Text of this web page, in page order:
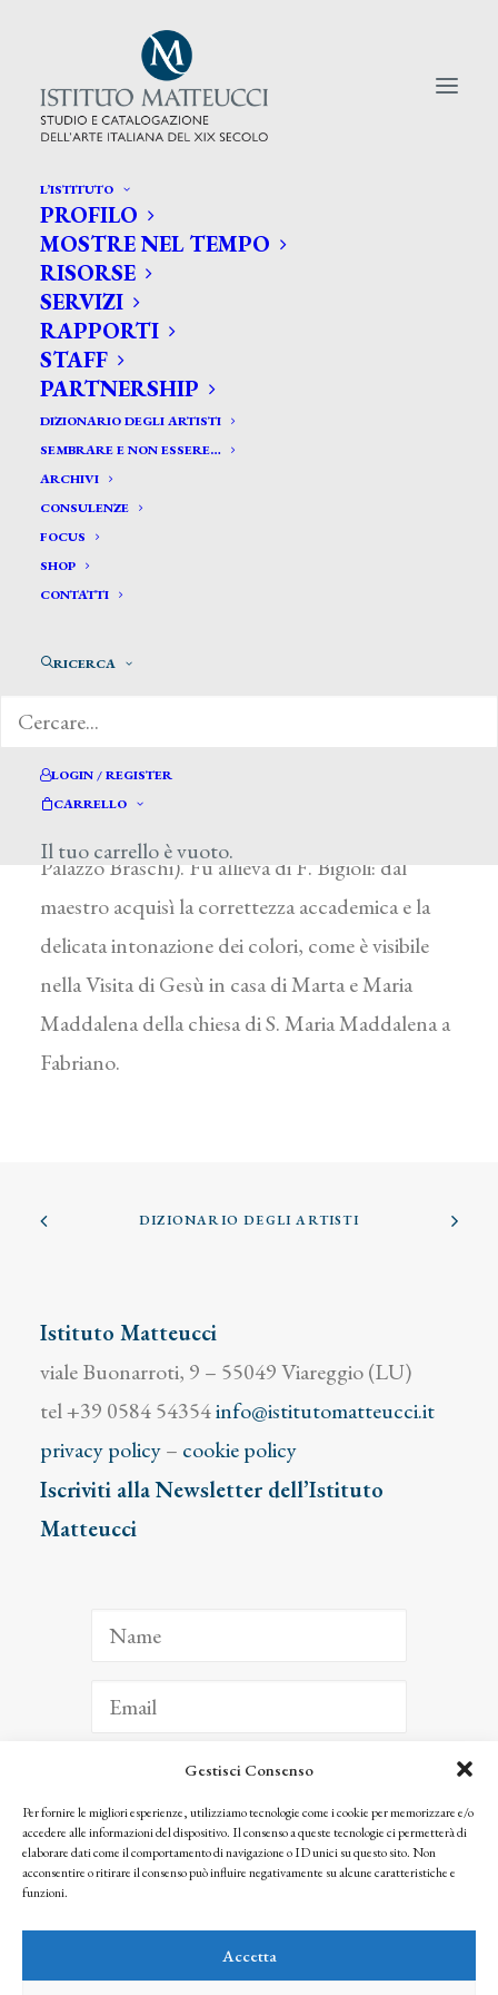
Gestisci Consenso
Per fornire le migliori esperienze, utilizziamo tecnologie come i cookie per memorizzare e/o
accedere alle informazioni del dispositivo. Il consenso a queste tecnologie ci permetterà di
elaborare dati come il comportamento di navigazione o ID unici su questo sito. Non
acconsentire o ritirare il consenso può influire negativamente su alcune caratteristiche e
funzioni.
Accetta
L’ISTITUTO
PROFILO
MOSTRE NEL TEMPO
RISORSE
SERVIZI
RAPPORTI
STAFF
PARTNERSHIP
DIZIONARIO DEGLI ARTISTI
SEMBRARE E NON ESSERE…
ARCHIVI
CONSULENZE
FOCUS
SHOP
CONTATTI
RICERCA
LOGIN / REGISTER
CARRELLO
Il tuo carrello è vuoto.
CERCA TRA GLI ARTISTI:
Search
for:
Gentilucci Filomena*
GENTILUCCI FILOMENA
Era figlia di R. Gentilucci, mercante d’arte e
la Galleria Dantesca (conservate a Roma,
Palazzo Braschi). Fu allieva di F. Bigioli: dal
maestro acquisì la correttezza accademica e la
delicata intonazione dei colori, come è visibile
nella Visita di Gesù in casa di Marta e Maria
Maddalena della chiesa di S. Maria Maddalena a
Fabriano.
DIZIONARIO DEGLI ARTISTI
Istituto Matteucci
viale Buonarroti, 9 – 55049 Viareggio (LU)
tel +39 0584 54354info@istitutomatteucci.it
privacy policy– cookie policy
Iscriviti alla Newsletter dell’Istituto
Matteucci
ISCRIVITI
Facendo clic per iscriverti, riconosci che le tue informazioni saranno trattate
seguendo la nostra Privacy Policy
© 2025 Istituto Matteucci. All right reserved
l’autorizzazione scritta dei proprietari dei diritti e dell’Istituto Matteucci